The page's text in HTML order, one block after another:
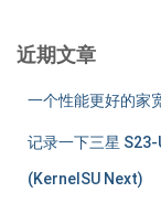
近期文章
一个性能更好的家
记录一下三星
(KernelSU Next)